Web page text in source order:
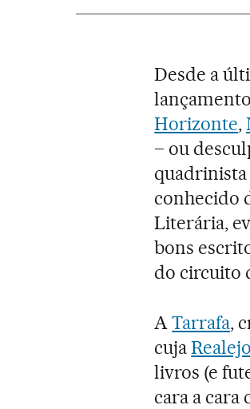
Desde a
Horizonte,
– ou
quadrinista
conhecido
Literária,
bons
do circuito
ATarrafa,
cuja
livros (e
cara a